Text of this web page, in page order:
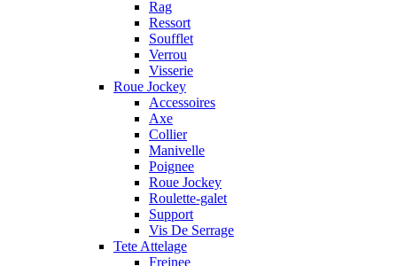
Rag
Ressort
Soufflet
Verrou
Visserie
Roue Jockey
Accessoires
Axe
Collier
Manivelle
Poignee
Roue Jockey
Roulette-galet
Support
Vis De Serrage
Tete Attelage
Freinee